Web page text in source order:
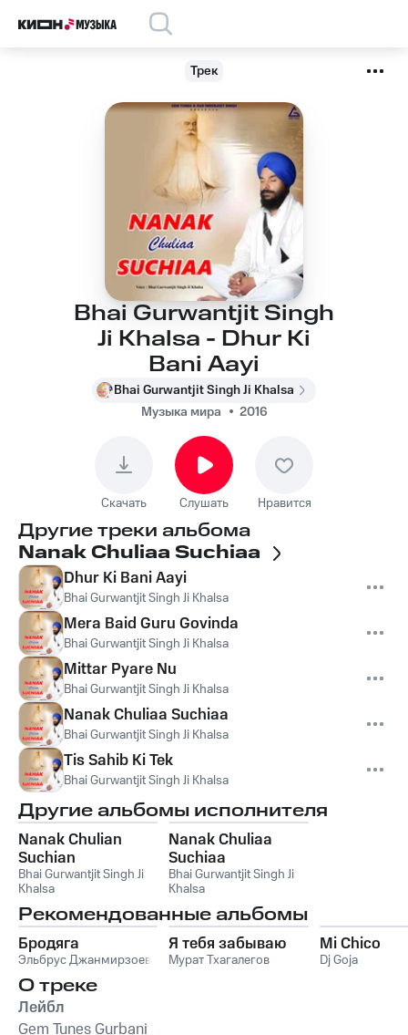
Трек
Bhai Gurwantjit Singh
Ji Khalsa - Dhur Ki
Bani Aayi
Bhai Gurwantjit Singh Ji Khalsa
Музыка мира
2016
Скачать Слушать Нравится
Другие треки альбома
Nanak Chuliaa Suchiaa
Dhur Ki Bani Aayi
Bhai Gurwantjit Singh Ji Khalsa
Mera Baid Guru Govinda
Bhai Gurwantjit Singh Ji Khalsa
Mittar Pyare Nu
Bhai Gurwantjit Singh Ji Khalsa
Nanak Chuliaa Suchiaa
Bhai Gurwantjit Singh Ji Khalsa
Tis Sahib Ki Tek
Bhai Gurwantjit Singh Ji Khalsa
Другие альбомы исполнителя
Nanak Chulian
Suchian
Bhai Gurwantjit Singh Ji
Khalsa
Nanak Chuliaa
Suchiaa
Bhai Gurwantjit Singh Ji
Khalsa
Рекомендованные альбомы
Бродяга
Эльбрус Джанмирзоев
Я тебя забываю
Мурат Тхагалегов
Mi Chico
Dj Goja
О треке
Лейбл
Gem Tunes Gurbani